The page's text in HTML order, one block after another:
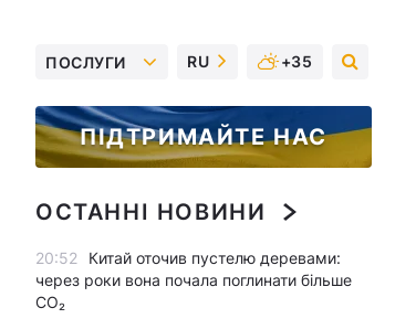
ПОСЛУГИ RU +35
ПІДТРИМАЙТЕ НАС
ОСТАННІ НОВИНИ
20:52
Китай оточив пустелю деревами:
через роки вона почала поглинати більше
CO₂